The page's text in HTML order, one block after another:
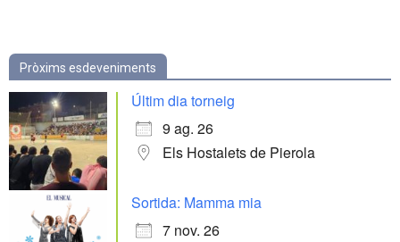
Pròxims esdeveniments
Últim dia torneig
9 ag. 26
Els Hostalets de Pierola
Sortida: Mamma mia
7 nov. 26